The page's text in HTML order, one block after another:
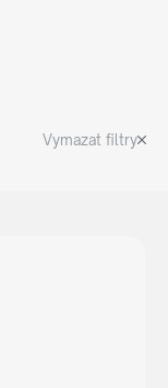
Vymazat filtry